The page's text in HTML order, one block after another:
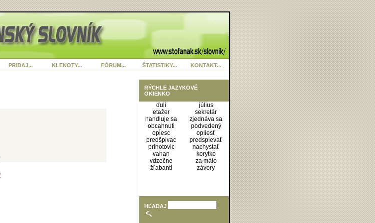
PRIDAJ... KLENOTY... FÓRUM... ŠTATISTIKY... KONTAKT...
RÝCHLE JAZYKOVÉ
OKIENKO
ďuli
július
etažer
sekretár
handluje sa
zjednáva sa
obcahnuti
podvedený
opĺesc
opliesť
predšpivac
predspievať
prihotovic
nachystať
vahan
korytko
vdzečne
za málo
žľabanti
závory
HĽADAJ